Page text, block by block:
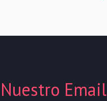
Nuestro Email